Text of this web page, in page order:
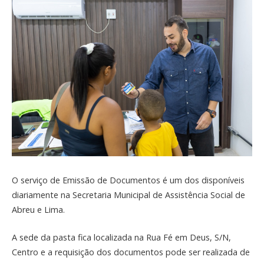
O serviço de Emissão de Documentos é um dos disponíveis
diariamente na Secretaria Municipal de Assistência Social de
Abreu e Lima.
A sede da pasta fica localizada na Rua Fé em Deus, S/N,
Centro e a requisição dos documentos pode ser realizada de